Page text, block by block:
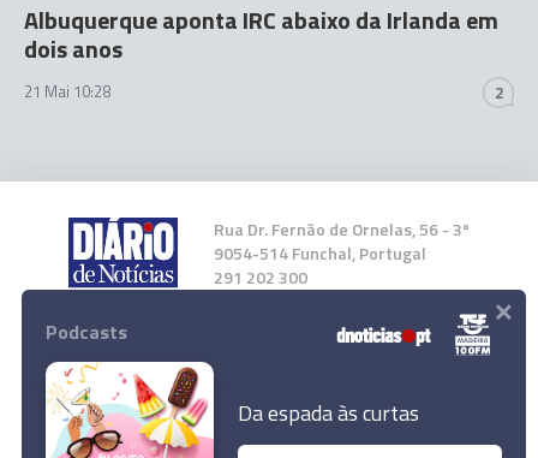
Albuquerque aponta IRC abaixo da Irlanda em
dois anos
21 Mai 10:28 2
Rua Dr. Fernão de Ornelas, 56 - 3º
9054-514 Funchal, Portugal
291 202 300
Instale a nossa App
Podcasts
Da espada às curtas
×